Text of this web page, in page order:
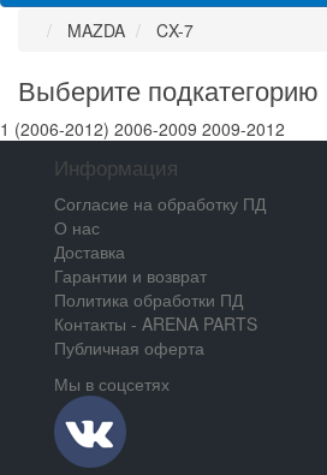
MAZDA CX-7
Выберите подкатегорию
1 (2006-2012) 2006-2009 2009-2012
Информация
Согласие на обработку ПД
О нас
Доставка
Гарантии и возврат
Политика обработки ПД
Контакты - ARENA PARTS
Публичная оферта
Мы в соцсетях